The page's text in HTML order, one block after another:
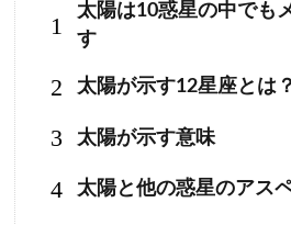
1
太陽は10惑星の中でも
す
2 太陽が示す12星座とは？
3 太陽が示す意味
4 太陽と他の惑星のアス